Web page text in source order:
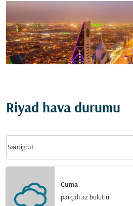
Riyad hava durumu
Santigrat
keyboard_arrow_down
Cuma
parçalı az bulutlu